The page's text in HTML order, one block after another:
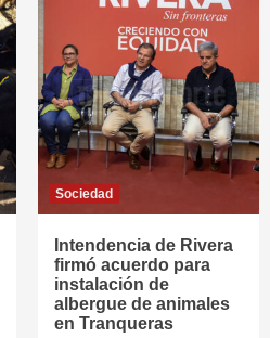
Sociedad
Intendencia de Rivera
firmó acuerdo para
instalación de
albergue de animales
en Tranqueras